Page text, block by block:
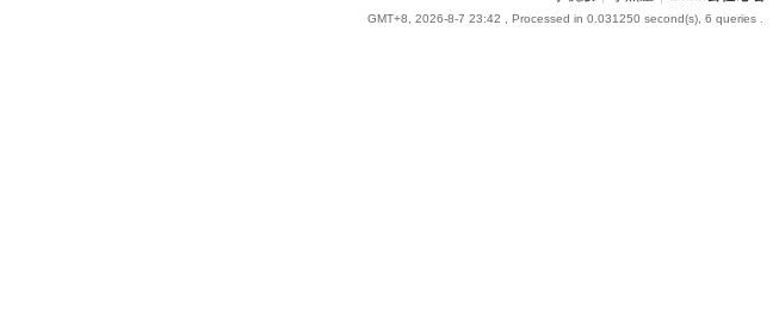
GMT+8, 2026-8-7 23:42 , Processed in 0.031250 second(s), 6 queries .